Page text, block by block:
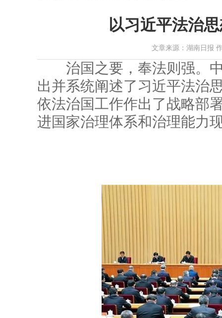
以习近平法治
文章来源：湖南日报
治国之要，奉法则强。中
出并系统阐述了习近平法治
依法治国工作作出了战略部
进国家治理体系和治理能力